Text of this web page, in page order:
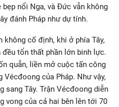
nổi Nga, và Đức vẫn không
đánh Pháp như dự tính.
không cố định, khi ở phía Tây,
đều tổn thất phần lớn binh lực.
quẫn, liền mở cuộc tấn công
của Pháp. Như vậy,
Tây. Trận Vécđoong diễn
vong của cả hai bên lên tới 70